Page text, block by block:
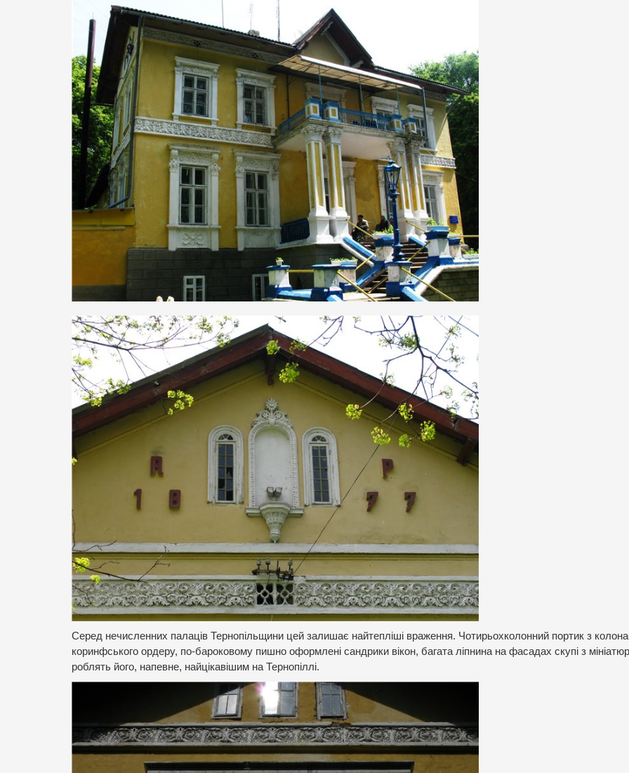
Серед нечисленних палаців Тернопільщини цей залишає найтепліші враження. Чотирьохколонний портик з
коринфського ордеру, по-бароковому пишно оформлені сандрики вікон, багата ліпнина на фасадах скупі з
роблять його, напевне, найцікавішим на Тернопіллі.